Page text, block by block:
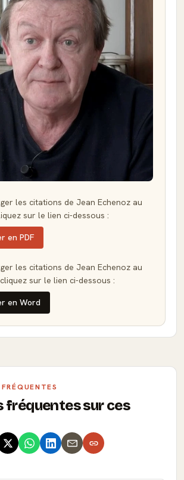
les citations de Jean Echenoz au
sur le lien ci-dessous :
en PDF
les citations de Jean Echenoz au
sur le lien ci-dessous :
en Word
fréquentes sur ces